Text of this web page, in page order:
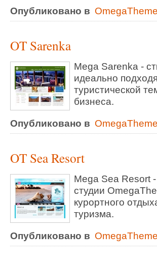
Опубликовано в OmegaTheme
OT Sarenka
Mega Sarenka -
идеально
туристической
бизнеса.
Опубликовано в OmegaTheme
OT Sea Resort
Mega Sea Resort
студии
курортного
туризма.
Опубликовано в OmegaTheme